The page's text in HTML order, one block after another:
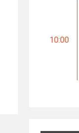
10:00